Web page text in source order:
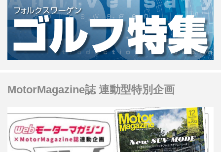
MotorMagazine誌 連動型特別企画